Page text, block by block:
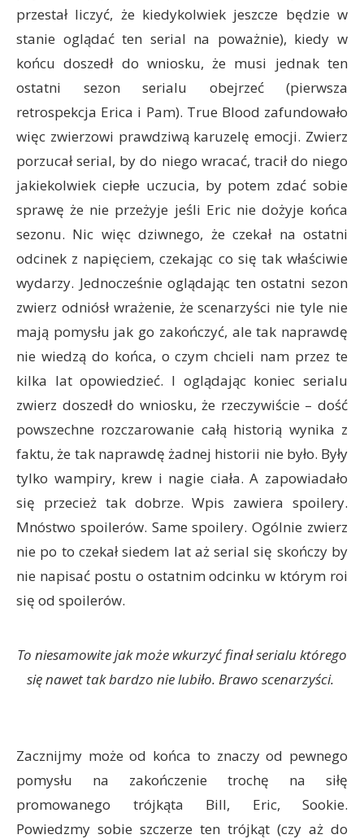
przestał liczyć, że kiedykolwiek jeszcze będzie w
stanie oglądać ten serial na poważnie), kiedy w
końcu doszedł do wniosku, że musi jednak ten
ostatni sezon serialu obejrzeć (pierwsza
retrospekcja Erica i Pam). True Blood zafundowało
więc zwierzowi prawdziwą karuzelę emocji. Zwierz
porzucał serial, by do niego wracać, tracił do niego
jakiekolwiek ciepłe uczucia, by potem zdać sobie
sprawę że nie przeżyje jeśli Eric nie dożyje końca
sezonu. Nic więc dziwnego, że czekał na ostatni
odcinek z napięciem, czekając co się tak właściwie
wydarzy. Jednocześnie oglądając ten ostatni sezon
zwierz odniósł wrażenie, że scenarzyści nie tyle nie
mają pomysłu jak go zakończyć, ale tak naprawdę
nie wiedzą do końca, o czym chcieli nam przez te
kilka lat opowiedzieć. I oglądając koniec serialu
zwierz doszedł do wniosku, że rzeczywiście – dość
powszechne rozczarowanie całą historią wynika z
faktu, że tak naprawdę żadnej historii nie było. Były
tylko wampiry, krew i nagie ciała. A zapowiadało
się przecież tak dobrze. Wpis zawiera spoilery.
Mnóstwo spoilerów. Same spoilery. Ogólnie zwierz
nie po to czekał siedem lat aż serial się skończy by
nie napisać postu o ostatnim odcinku w którym roi
się od spoilerów.
To niesamowite jak może wkurzyć finał serialu którego
się nawet tak bardzo nie lubiło. Brawo scenarzyści.
Zacznijmy może od końca to znaczy od pewnego
pomysłu na zakończenie trochę na siłę
promowanego trójkąta Bill, Eric, Sookie.
Powiedzmy sobie szczerze ten trójkąt (czy aż do